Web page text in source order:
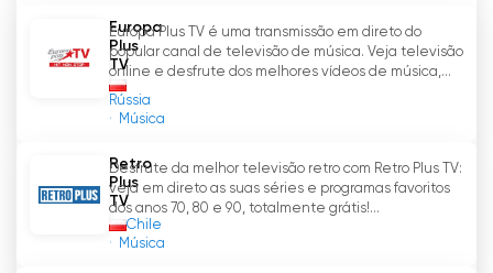
Europa
Plus
TV
Rússia
Música
Europa Plus TV é uma transmissão em direto do
popular canal de televisão de música. Veja televisão
online e desfrute dos melhores vídeos de música,...
Retro
Plus
TV
Chile
Música
Desfrute da melhor televisão retro com Retro Plus TV:
veja em direto as suas séries e programas favoritos
dos anos 70, 80 e 90, totalmente grátis!...